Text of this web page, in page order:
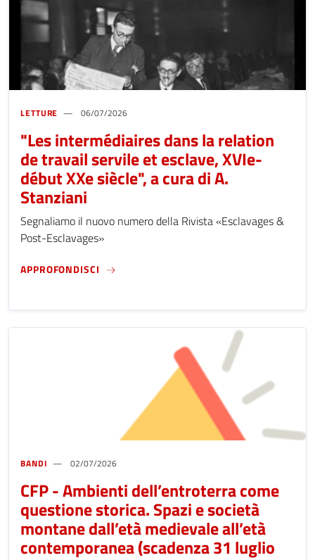
LETTURE 06/07/2026
"Les intermédiaires dans la relation
de travail servile et esclave, XVIe-
début XXe siècle", a cura di A.
Stanziani
Segnaliamo il nuovo numero della Rivista «Esclavages &
Post-Esclavages»
APPROFONDISCI "LES INTERMÉDIAIRES DANS LA RELATION
BANDI 02/07/2026
CFP - Ambienti dell’entroterra come
questione storica. Spazi e società
montane dall’età medievale all’età
contemporanea (scadenza 31 luglio